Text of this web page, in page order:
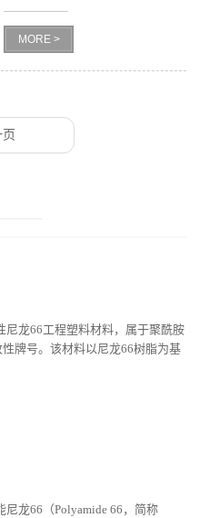
级 高韧性 耐化学 户外水壶
MORE >
页
尼龙66工程塑料材料，属于聚酰胺
性牌号。该材料以尼龙66树脂为基
尼龙66（Polyamide 66，简称